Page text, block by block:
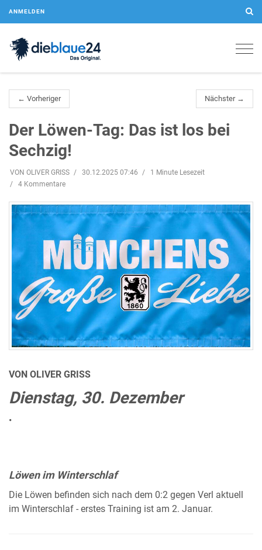
ANMELDEN
← Vorheriger Nächster →
Der Löwen-Tag: Das ist los bei
Sechzig!
VON OLIVER GRISS 30.12.2025 07:46
1 Minute Lesezeit
4 Kommentare
VON OLIVER GRISS
Dienstag, 30. Dezember
•
Löwen im Winterschlaf
Die Löwen befinden sich nach dem 0:2 gegen Verl aktuell
im Winterschlaf - erstes Training ist am 2. Januar.